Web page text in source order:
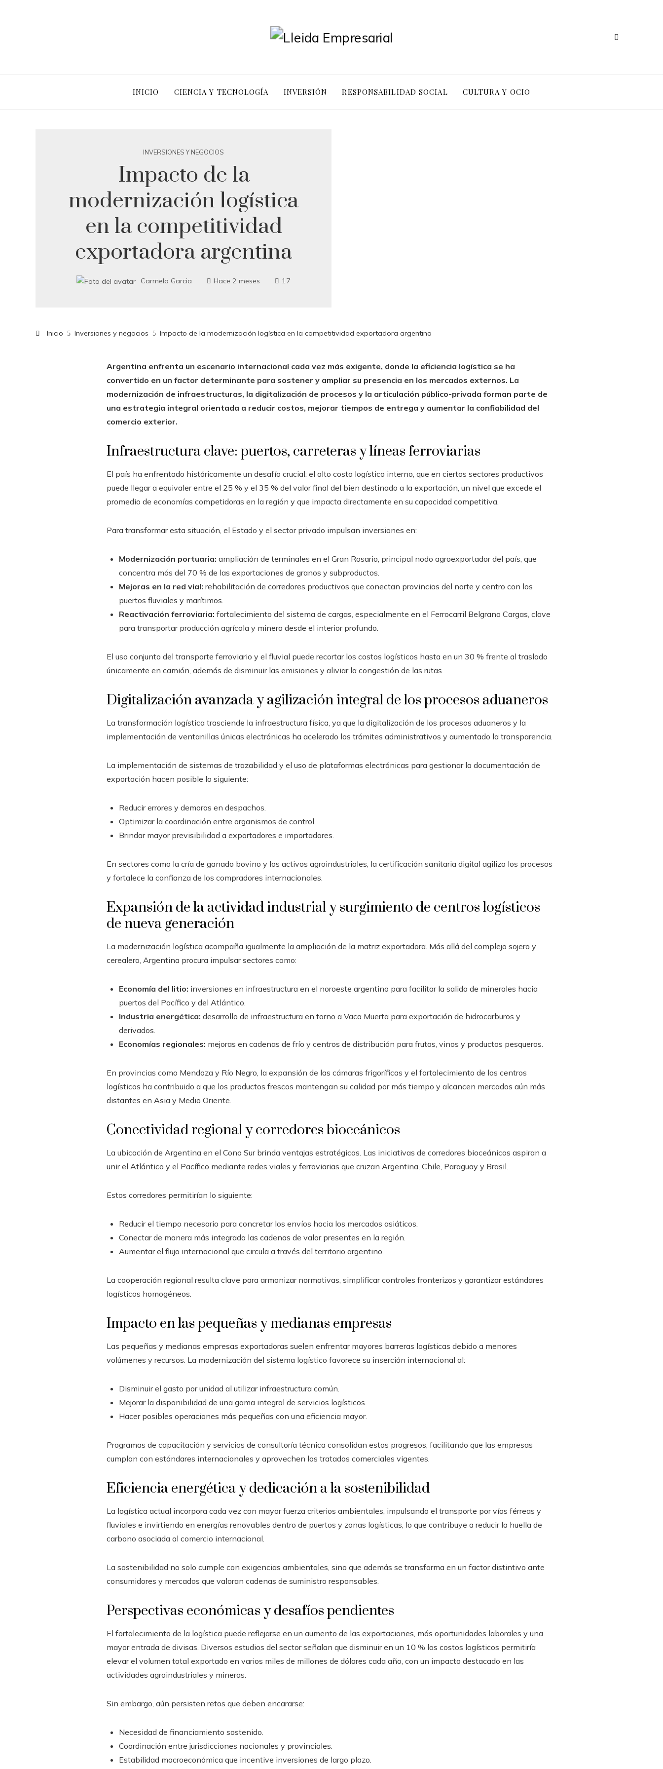
INICIO CIENCIA Y TECNOLOGÍA INVERSIÓN RESPONSABILIDAD SOCIAL CULTURA Y OCIO
INVERSIONES Y NEGOCIOS
Impacto de la
modernización logística
en la competitividad
exportadora argentina
Carmelo Garcia Hace 2 meses 17
Inicio Inversiones y negocios Impacto de la modernización logística en la competitividad exportadora argentina
Argentina enfrenta un escenario internacional cada vez más exigente, donde la eficiencia logística se ha
convertido en un factor determinante para sostener y ampliar su presencia en los mercados externos. La
modernización de infraestructuras, la digitalización de procesos y la articulación público-privada forman parte de
una estrategia integral orientada a reducir costos, mejorar tiempos de entrega y aumentar la confiabilidad del
comercio exterior.
Infraestructura clave: puertos, carreteras y líneas ferroviarias
El país ha enfrentado históricamente un desafío crucial: el alto costo logístico interno, que en ciertos sectores productivos
puede llegar a equivaler entre el 25 % y el 35 % del valor final del bien destinado a la exportación, un nivel que excede el
promedio de economías competidoras en la región y que impacta directamente en su capacidad competitiva.
Para transformar esta situación, el Estado y el sector privado impulsan inversiones en:
Modernización portuaria: ampliación de terminales en el Gran Rosario, principal nodo agroexportador del país, que
concentra más del 70 % de las exportaciones de granos y subproductos.
Mejoras en la red vial: rehabilitación de corredores productivos que conectan provincias del norte y centro con los
puertos fluviales y marítimos.
Reactivación ferroviaria: fortalecimiento del sistema de cargas, especialmente en el Ferrocarril Belgrano Cargas, clave
para transportar producción agrícola y minera desde el interior profundo.
El uso conjunto del transporte ferroviario y el fluvial puede recortar los costos logísticos hasta en un 30 % frente al traslado
únicamente en camión, además de disminuir las emisiones y aliviar la congestión de las rutas.
Digitalización avanzada y agilización integral de los procesos aduaneros
La transformación logística trasciende la infraestructura física, ya que la digitalización de los procesos aduaneros y la
implementación de ventanillas únicas electrónicas ha acelerado los trámites administrativos y aumentado la transparencia.
La implementación de sistemas de trazabilidad y el uso de plataformas electrónicas para gestionar la documentación de
exportación hacen posible lo siguiente:
Reducir errores y demoras en despachos.
Optimizar la coordinación entre organismos de control.
Brindar mayor previsibilidad a exportadores e importadores.
En sectores como la cría de ganado bovino y los activos agroindustriales, la certificación sanitaria digital agiliza los procesos
y fortalece la confianza de los compradores internacionales.
Expansión de la actividad industrial y surgimiento de centros logísticos
de nueva generación
La modernización logística acompaña igualmente la ampliación de la matriz exportadora. Más allá del complejo sojero y
cerealero, Argentina procura impulsar sectores como:
Economía del litio: inversiones en infraestructura en el noroeste argentino para facilitar la salida de minerales hacia
puertos del Pacífico y del Atlántico.
Industria energética: desarrollo de infraestructura en torno a Vaca Muerta para exportación de hidrocarburos y
derivados.
Economías regionales: mejoras en cadenas de frío y centros de distribución para frutas, vinos y productos pesqueros.
En provincias como Mendoza y Río Negro, la expansión de las cámaras frigoríficas y el fortalecimiento de los centros
logísticos ha contribuido a que los productos frescos mantengan su calidad por más tiempo y alcancen mercados aún más
distantes en Asia y Medio Oriente.
Conectividad regional y corredores bioceánicos
La ubicación de Argentina en el Cono Sur brinda ventajas estratégicas. Las iniciativas de corredores bioceánicos aspiran a
unir el Atlántico y el Pacífico mediante redes viales y ferroviarias que cruzan Argentina, Chile, Paraguay y Brasil.
Estos corredores permitirían lo siguiente:
Reducir el tiempo necesario para concretar los envíos hacia los mercados asiáticos.
Conectar de manera más integrada las cadenas de valor presentes en la región.
Aumentar el flujo internacional que circula a través del territorio argentino.
La cooperación regional resulta clave para armonizar normativas, simplificar controles fronterizos y garantizar estándares
logísticos homogéneos.
Impacto en las pequeñas y medianas empresas
Las pequeñas y medianas empresas exportadoras suelen enfrentar mayores barreras logísticas debido a menores
volúmenes y recursos. La modernización del sistema logístico favorece su inserción internacional al:
Disminuir el gasto por unidad al utilizar infraestructura común.
Mejorar la disponibilidad de una gama integral de servicios logísticos.
Hacer posibles operaciones más pequeñas con una eficiencia mayor.
Programas de capacitación y servicios de consultoría técnica consolidan estos progresos, facilitando que las empresas
cumplan con estándares internacionales y aprovechen los tratados comerciales vigentes.
Eficiencia energética y dedicación a la sostenibilidad
La logística actual incorpora cada vez con mayor fuerza criterios ambientales, impulsando el transporte por vías férreas y
fluviales e invirtiendo en energías renovables dentro de puertos y zonas logísticas, lo que contribuye a reducir la huella de
carbono asociada al comercio internacional.
La sostenibilidad no solo cumple con exigencias ambientales, sino que además se transforma en un factor distintivo ante
consumidores y mercados que valoran cadenas de suministro responsables.
Perspectivas económicas y desafíos pendientes
El fortalecimiento de la logística puede reflejarse en un aumento de las exportaciones, más oportunidades laborales y una
mayor entrada de divisas. Diversos estudios del sector señalan que disminuir en un 10 % los costos logísticos permitiría
elevar el volumen total exportado en varios miles de millones de dólares cada año, con un impacto destacado en las
actividades agroindustriales y mineras.
Sin embargo, aún persisten retos que deben encararse:
Necesidad de financiamiento sostenido.
Coordinación entre jurisdicciones nacionales y provinciales.
Estabilidad macroeconómica que incentive inversiones de largo plazo.